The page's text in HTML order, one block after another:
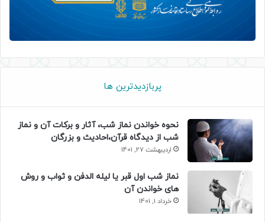
پربازدیدترین ها
نحوه خواندن نماز شب، آثار و برکات آن و نماز
شب از دیدگاه قرآن،احادیث و بزرگان
اردیبهشت 27, 1401
نماز شب اول قبر یا لیله الدفن و ثواب و روش
های خواندن آن
خرداد 1, 1401